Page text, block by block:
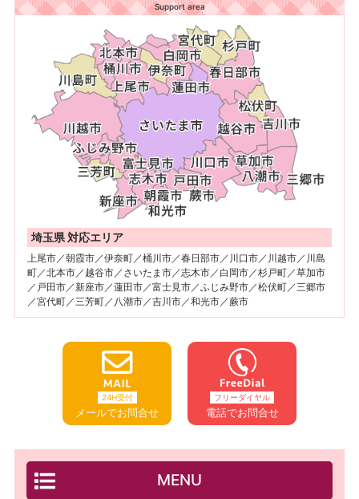
Support area
埼玉県 対応エリア
上尾市／朝霞市／伊奈町／桶川市／春日部市／川口市／川越市／川島
町／北本市／越谷市／さいたま市／志木市／白岡市／杉戸町／草加市
／戸田市／新座市／蓮田市／富士見市／ふじみ野市／松伏町／三郷市
／宮代町／三芳町／八潮市／吉川市／和光市／蕨市
24H受付
メールでお問合せ
フリーダイヤル
電話でお問合せ
MENU